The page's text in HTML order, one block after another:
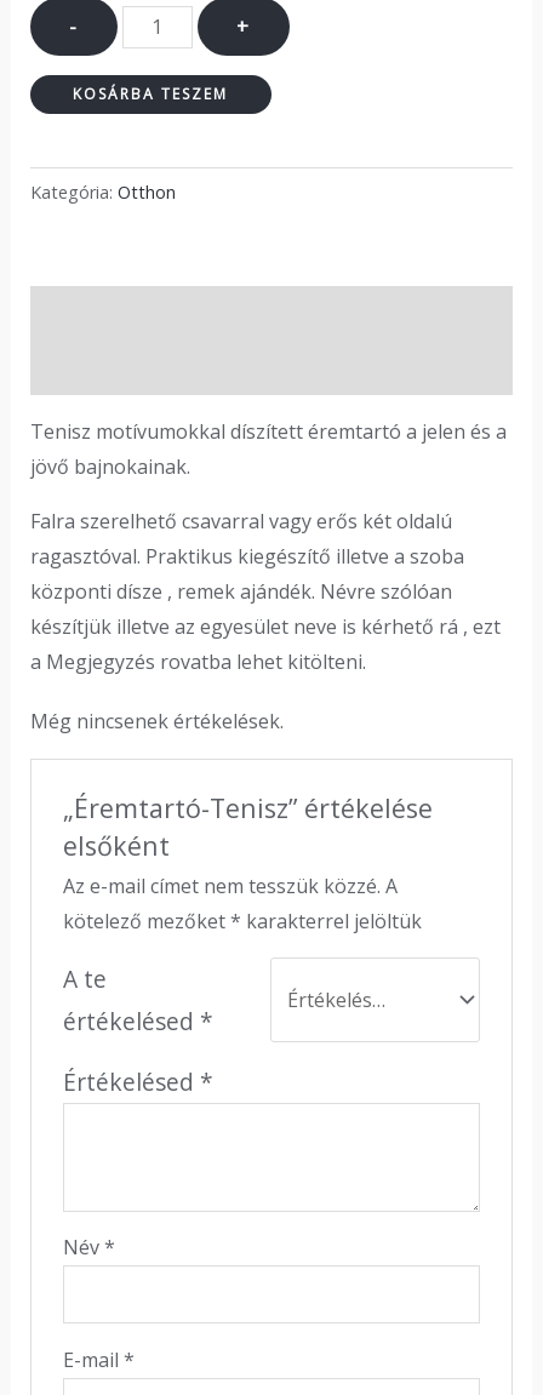
- +
KOSÁRBA TESZEM
Kategória: Otthon
Tenisz motívumokkal díszített éremtartó a jelen és a
jövő bajnokainak.
Falra szerelhető csavarral vagy erős két oldalú
ragasztóval. Praktikus kiegészítő illetve a szoba
központi dísze , remek ajándék. Névre szólóan
készítjük illetve az egyesület neve is kérhető rá , ezt
a Megjegyzés rovatba lehet kitölteni.
Még nincsenek értékelések.
„Éremtartó-Tenisz” értékelése
elsőként
Az e-mail címet nem tesszük közzé. A
kötelező mezőket* karakterrel jelöltük
A te
értékelésed *
Értékelésed *
Név*
E-mail*